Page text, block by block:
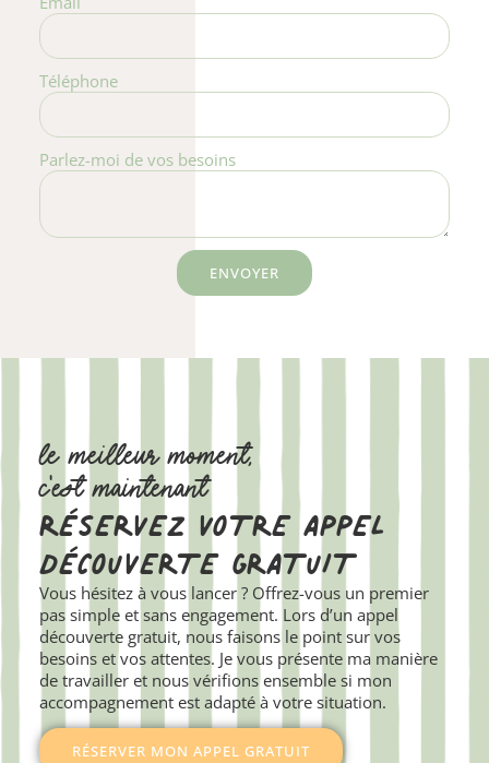
Téléphone
Parlez-moi de vos besoins
ENVOYER
LE MEILLEUR MOMENT,
C'EST MAINTENANT
RÉSERVEZ VOTRE APPEL
DÉCOUVERTE GRATUIT
Vous hésitez à vous lancer ? Offrez-vous un premier
pas simple et sans engagement. Lors d’un appel
découverte gratuit, nous faisons le point sur vos
besoins et vos attentes. Je vous présente ma manière
de travailler et nous vérifions ensemble si mon
accompagnement est adapté à votre situation.
RÉSERVER MON APPEL GRATUIT